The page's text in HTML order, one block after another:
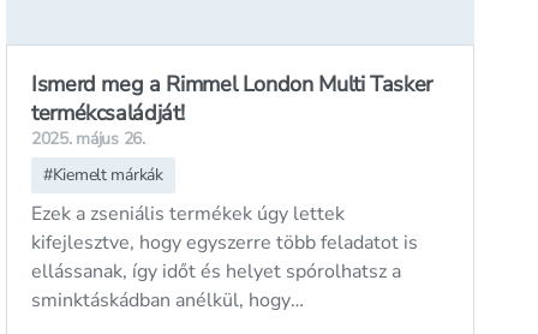
Ismerd meg a Rimmel London Multi Tasker
termékcsaládját!
2025. május 26.
#Kiemelt márkák
Ezek a zseniális termékek úgy lettek
kifejlesztve, hogy egyszerre több feladatot is
ellássanak, így időt és helyet spórolhatsz a
sminktáskádban anélkül, hogy